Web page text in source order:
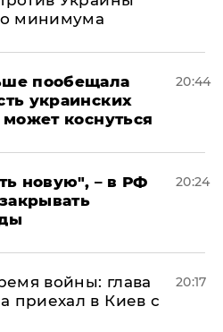
минимума
пообещала
украинских
коснуться
20:44
новую", – в РФ
20:24
войны: глава
приехал в Киев с
20:17